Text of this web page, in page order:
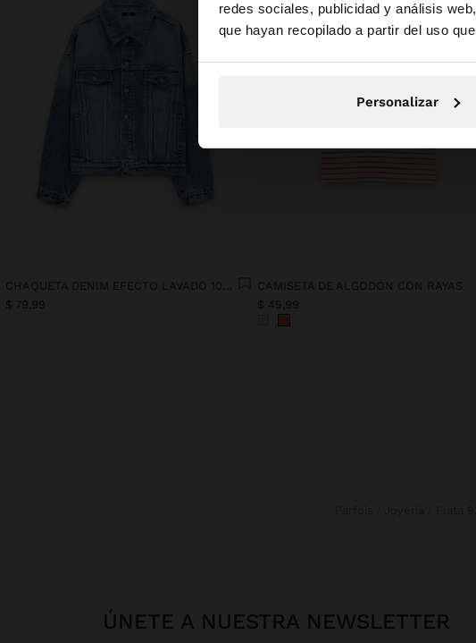
redes sociales, publicidad y análisis
que hayan recopilado a partir del uso
Personalizar
Estás accediendo a la web de
$ 79,99
CAMISETA DE ALGODÓN CON RAYAS
$ 45,99
ÚNETE A NUESTRA NEWSLETTER